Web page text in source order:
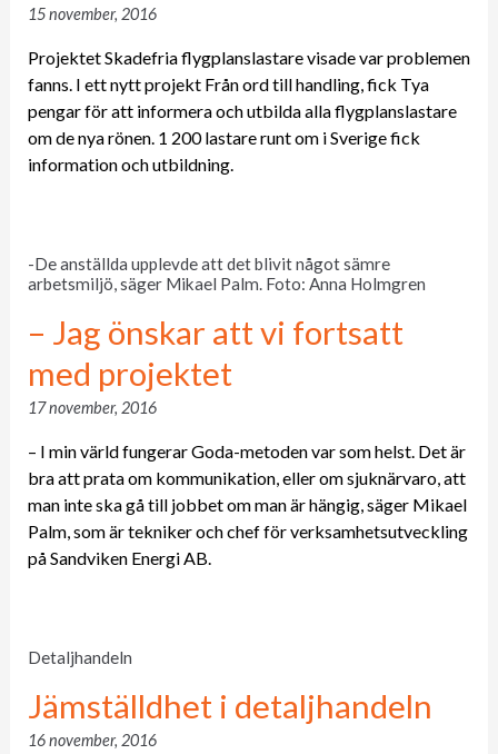
15 november, 2016
Projektet Skadefria flygplanslastare visade var problemen
fanns. I ett nytt projekt Från ord till handling, fick Tya
pengar för att informera och utbilda alla flygplanslastare
om de nya rönen. 1 200 lastare runt om i Sverige fick
information och utbildning.
-De anställda upplevde att det blivit något sämre
arbetsmiljö, säger Mikael Palm. Foto: Anna Holmgren
– Jag önskar att vi fortsatt
med projektet
17 november, 2016
– I min värld fungerar Goda-metoden var som helst. Det är
bra att prata om kommunikation, eller om sjuknärvaro, att
man inte ska gå till jobbet om man är hängig, säger Mikael
Palm, som är tekniker och chef för verksamhetsutveckling
på Sandviken Energi AB.
Detaljhandeln
Jämställdhet i detaljhandeln
16 november, 2016